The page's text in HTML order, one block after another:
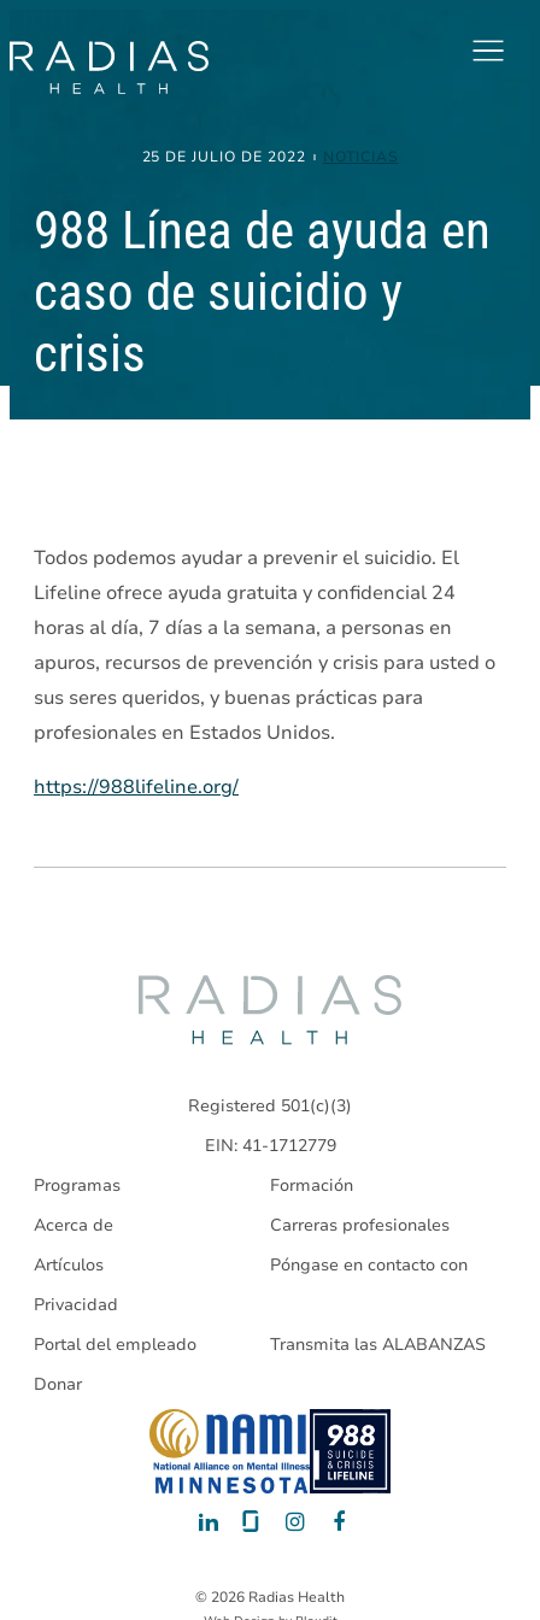
Menu
25 DE JULIO DE 2022 NOTICIAS
988 Línea de ayuda en
caso de suicidio y
crisis
Todos podemos ayudar a prevenir el suicidio. El
Lifeline ofrece ayuda gratuita y confidencial 24
horas al día, 7 días a la semana, a personas en
apuros, recursos de prevención y crisis para usted o
sus seres queridos, y buenas prácticas para
profesionales en Estados Unidos.
https://988lifeline.org/
Registered 501(c)(3)
EIN: 41-1712779
Programas
Formación
Acerca de
Carreras profesionales
Artículos
Póngase en contacto con
Privacidad
Portal del empleado
Transmita las ALABANZAS
Donar
© 2026 Radias Health